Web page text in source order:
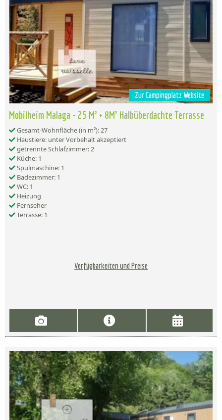
Zur Campingplatz Website
Mobilheim Malaga - 25 M² + 8M² Halbüberdachte Terrasse
Gesamt-Wohnfläche (in m²): 27
Haustiere: unter Vorbehalt akzeptiert
getrennte Schlafzimmer: 2
Küche: 1
Spülmaschine: 1
Badezimmer: 1
WC: 1
Heizung
Fernseher
Terrasse: 1
Verfügbarkeiten und Preise